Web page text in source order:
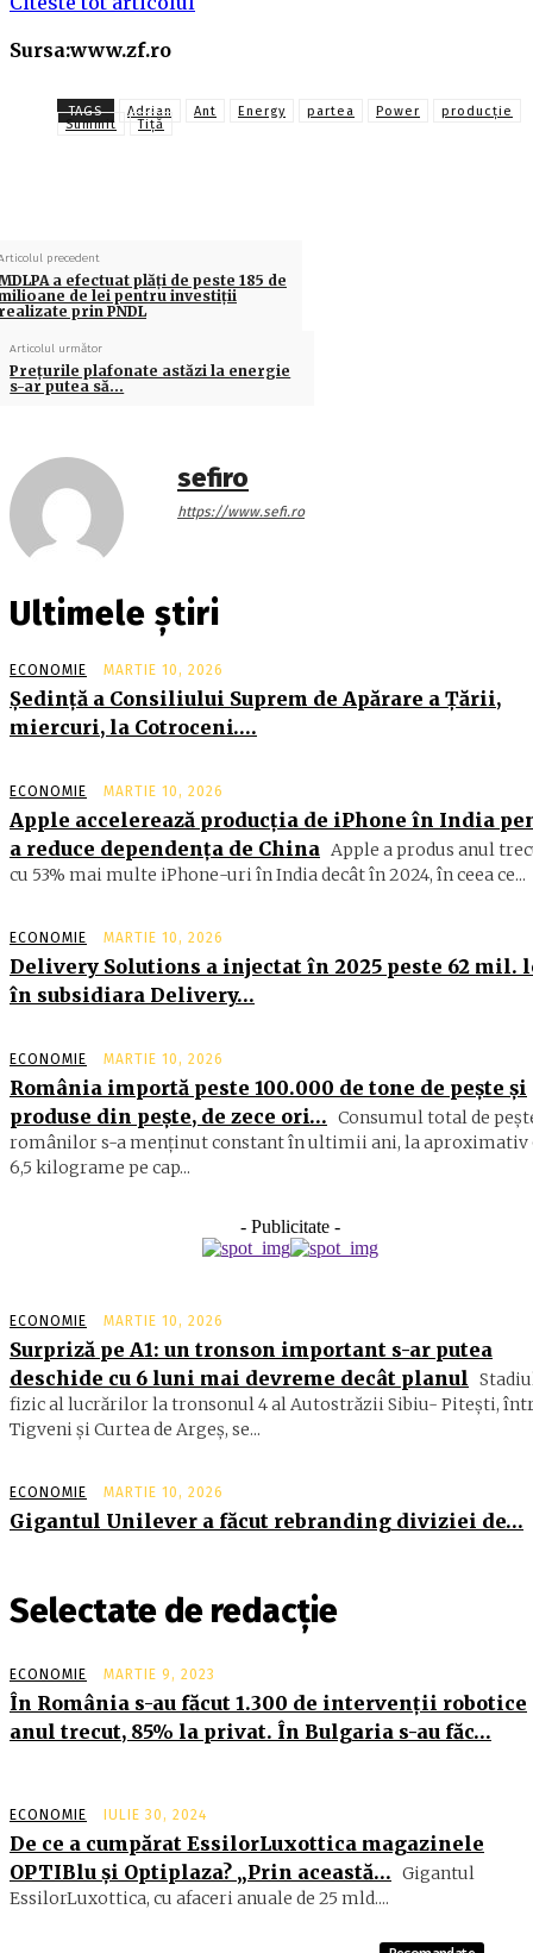
Sursa:www.zf.ro
TAGS Adrian Ant Energy partea Power
producţie
Summit
Tiță
precedent
a efectuat plăţi de peste 185 de
de lei pentru investiţii
prin PNDL
Articolul următor
Preţurile plafonate astăzi la energie
s-ar putea să…
sefiro
https://www.sefi.ro
Ultimele știri
ECONOMIE MARTIE 10, 2026
Şedinţă a Consiliului Suprem de Apărare a Ţării,
miercuri, la Cotroceni….
ECONOMIE MARTIE 10, 2026
Apple accelerează producția de iPhone în India
a reduce dependența de China Apple a produs anul
cu 53% mai multe iPhone-uri în India decât în 2024, în ceea ce...
ECONOMIE MARTIE 10, 2026
Delivery Solutions a injectat în 2025 peste 62 mil.
în subsidiara Delivery…
ECONOMIE MARTIE 10, 2026
România importă peste 100.000 de tone de peşte şi
produse din peşte, de zece ori… Consumul total de
ro­mâ­nilor s-a menţinut constant în ul­timii ani, la aproximativ
6,5 ki­lograme pe cap...
- Publicitate -
ECONOMIE MARTIE 10, 2026
Surpriză pe A1: un tronson important s-ar putea
deschide cu 6 luni mai devreme decât planul
fizic al lucrărilor la tronsonul 4 al Autostrăzii Sibiu- Piteşti,
Tigveni şi Curtea de Argeş, se...
ECONOMIE MARTIE 10, 2026
Gigantul Unilever a făcut rebranding diviziei de…
Selectate de redacție
ECONOMIE MARTIE 9, 2023
În România s-au făcut 1.300 de intervenţii robotice
anul trecut, 85% la privat. În Bulgaria s-au făc…
ECONOMIE IULIE 30, 2024
De ce a cumpărat EssilorLuxottica magazinele
OPTIBlu şi Optiplaza? „Prin această… Gigantul
EssilorLuxottica, cu afaceri anuale de 25 mld....